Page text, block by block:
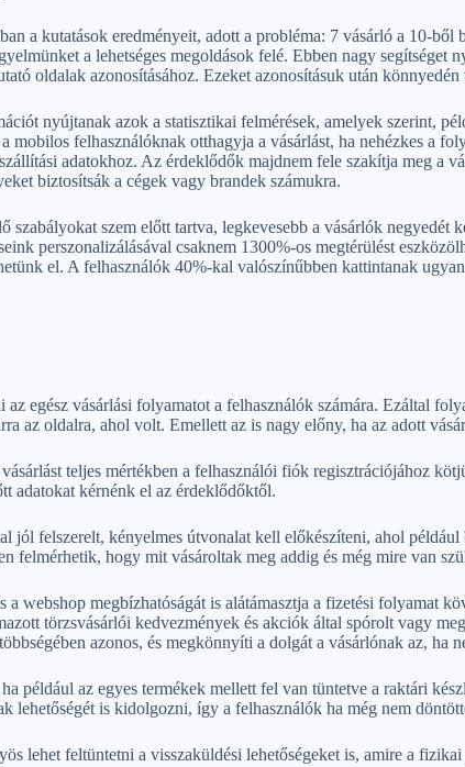
a kutatások eredményeit, adott a probléma: 7 vásárló a 10-
a lehetséges megoldások felé. Ebben nagy
oldalak azonosításához. Ezeket azonosításuk után
nyújtanak azok a statisztikai felmérések, amelyek szerint,
mobilos felhasználóknak otthagyja a vásárlást, ha nehézkes a
adatokhoz. Az érdeklődők majdnem fele szakítja meg
biztosítsák a cégek vagy brandek számukra.
szabályokat szem előtt tartva, legkevesebb a vásárlók
perszonalizálásával csaknem 1300%-os megtérülést
el. A felhasználók 40%-kal valószínűbben kattintanak
egész vásárlási folyamatot a felhasználók számára. Ezáltal
az oldalra, ahol volt. Emellett az is nagy előny, ha az adott
teljes mértékben a felhasználói fiók regisztrációjához
adatokat kérnénk el az érdeklődőktől.
jól felszerelt, kényelmes útvonalat kell előkészíteni, ahol
felmérhetik, hogy mit vásároltak meg addig és még mire van
a webshop megbízhatóságát is alátámasztja a fizetési folyamat
törzsvásárlói kedvezmények és akciók által spórolt vagy
azonos, és megkönnyíti a dolgát a vásárlónak az,
például az egyes termékek mellett fel van tüntetve a raktári
lehetőségét is kidolgozni, így a felhasználók ha még nem
lehet feltüntetni a visszaküldési lehetőségeket is, amire a